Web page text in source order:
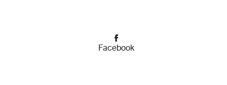
Facebook